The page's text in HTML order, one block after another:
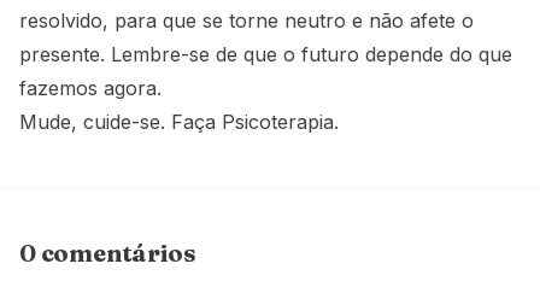
resolvido, para que se torne neutro e não afete o
presente. Lembre-se de que o futuro depende do que
fazemos agora.
Mude, cuide-se. Faça Psicoterapia.
0 comentários